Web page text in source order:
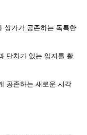
상가가 공존하는 독특한
단차가 있는 입지를 활
공존하는 새로운 시각